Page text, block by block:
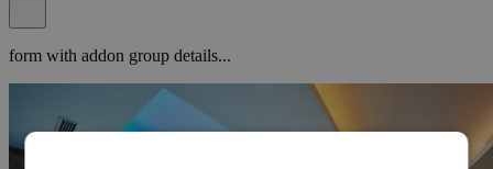
form with addon group details...